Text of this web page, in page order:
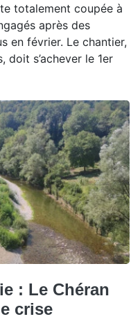
totalement coupée à
après des
en février. Le chantier,
doit s’achever le 1er
: Le Chéran
crise